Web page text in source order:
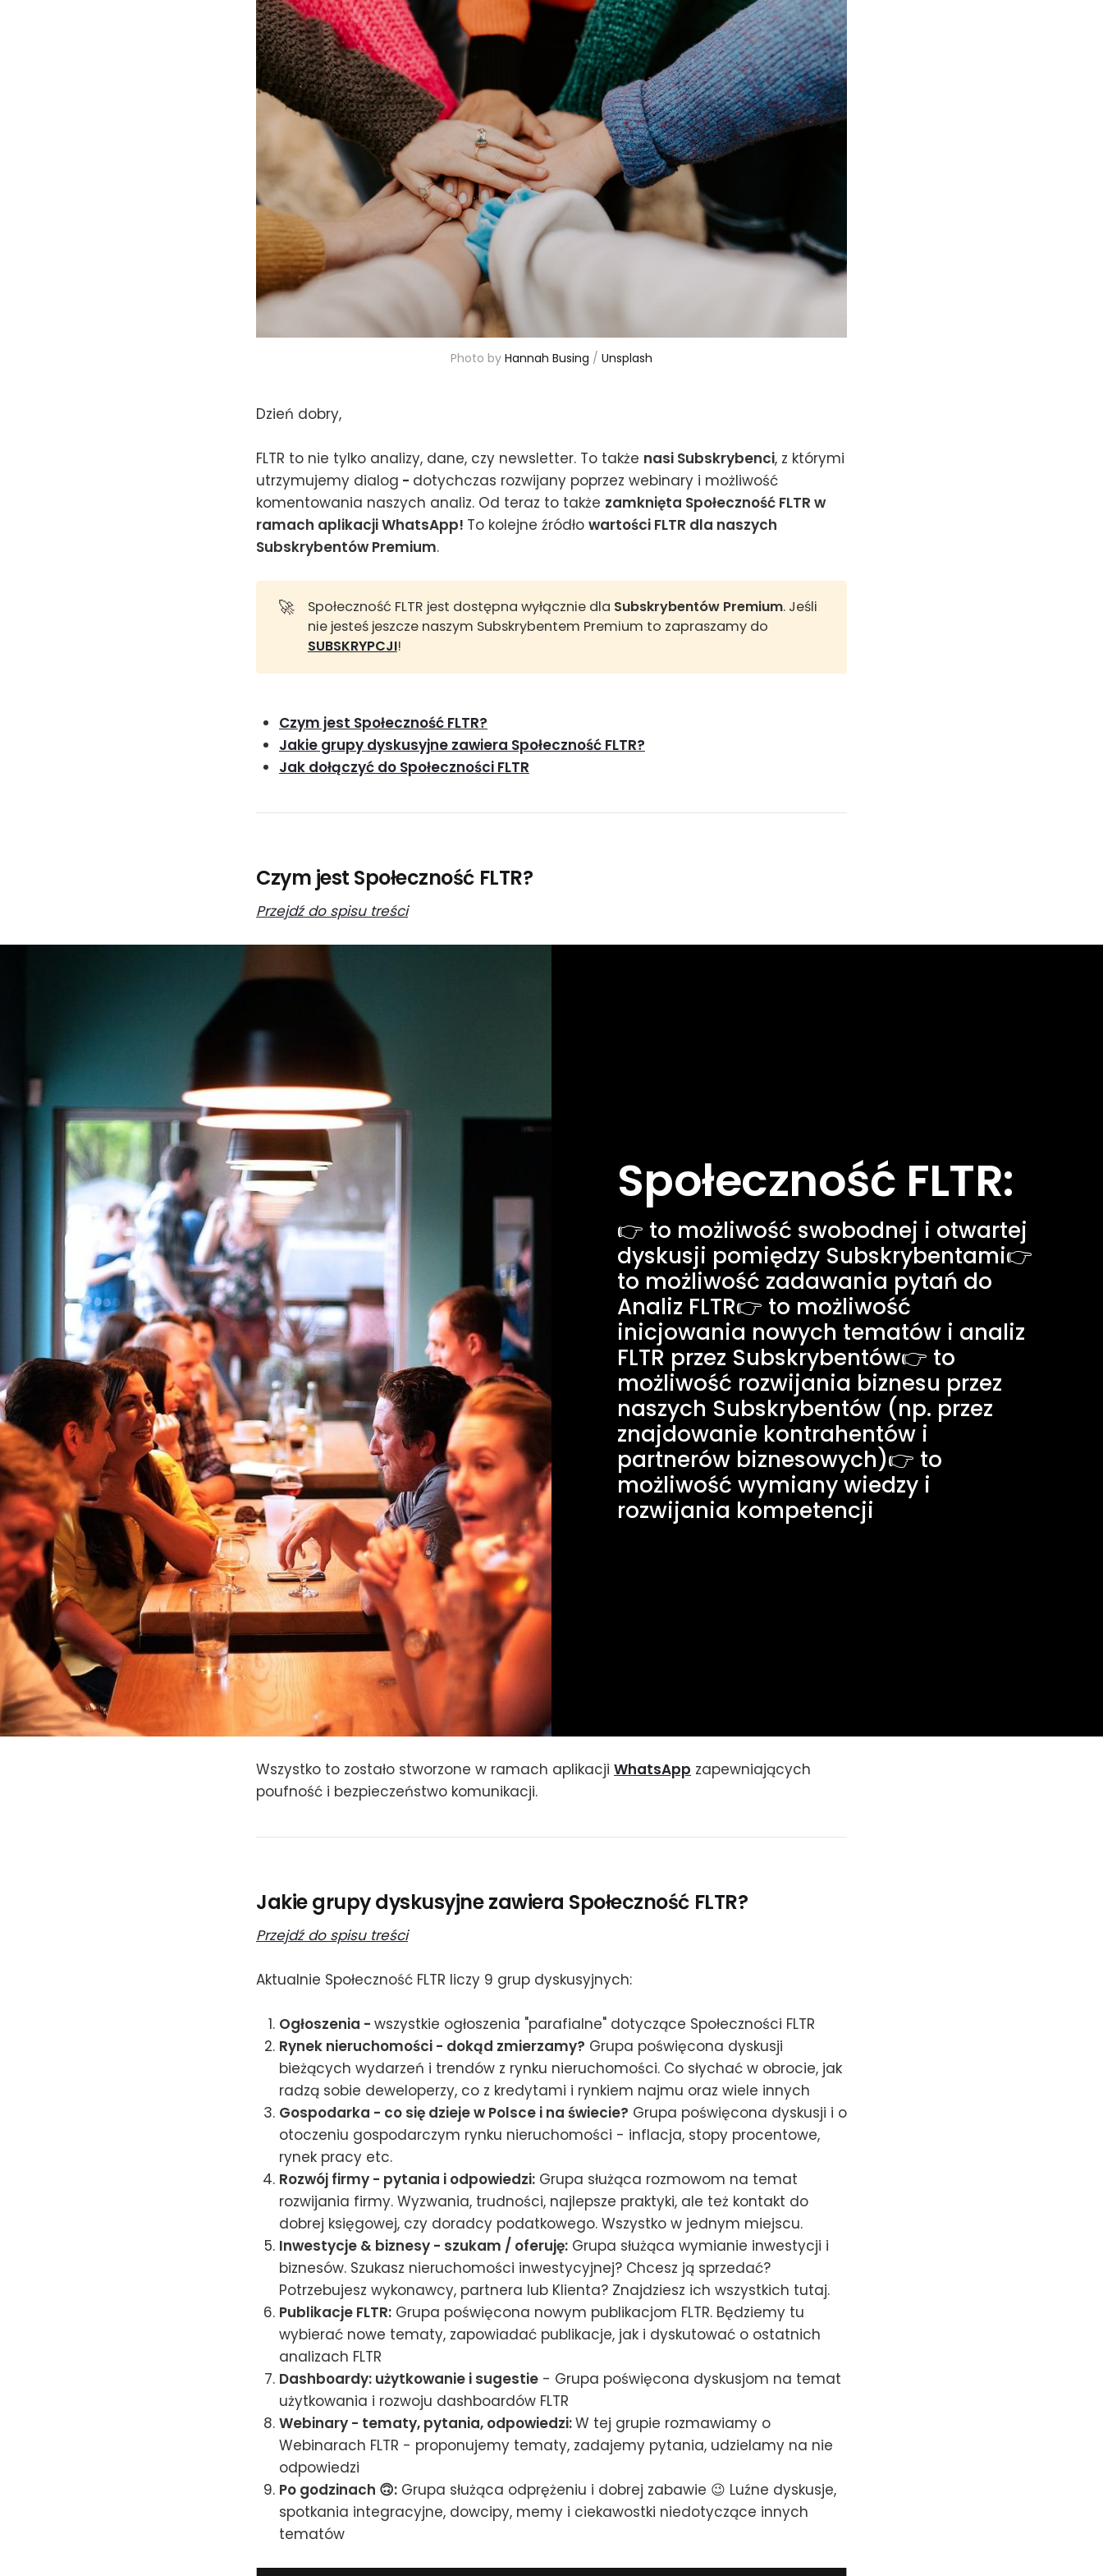
Photo by Hannah Busing / Unsplash
Dzień dobry,
FLTR to nie tylko analizy, dane, czy newsletter. To także nasi Subskrybenci, z którymi
utrzymujemy dialog - dotychczas rozwijany poprzez webinary i możliwość
komentowania naszych analiz. Od teraz to także zamknięta Społeczność FLTR w
ramach aplikacji WhatsApp! To kolejne źródło wartości FLTR dla naszych
Subskrybentów Premium.
🚀 Społeczność FLTR jest dostępna wyłącznie dla Subskrybentów Premium. Jeśli
nie jesteś jeszcze naszym Subskrybentem Premium to zapraszamy do
SUBSKRYPCJI!
Czym jest Społeczność FLTR?
Jakie grupy dyskusyjne zawiera Społeczność FLTR?
Jak dołączyć do Społeczności FLTR
Czym jest Społeczność FLTR?
Przejdź do spisu treści
Społeczność FLTR:
👉 to możliwość swobodnej i otwartej
dyskusji pomiędzy Subskrybentami👉
to możliwość zadawania pytań do
Analiz FLTR👉 to możliwość
inicjowania nowych tematów i analiz
FLTR przez Subskrybentów👉 to
możliwość rozwijania biznesu przez
naszych Subskrybentów (np. przez
znajdowanie kontrahentów i
partnerów biznesowych)👉 to
możliwość wymiany wiedzy i
rozwijania kompetencji
Wszystko to zostało stworzone w ramach aplikacji WhatsApp zapewniających
poufność i bezpieczeństwo komunikacji.
Jakie grupy dyskusyjne zawiera Społeczność FLTR?
Przejdź do spisu treści
Aktualnie Społeczność FLTR liczy 9 grup dyskusyjnych:
Ogłoszenia - wszystkie ogłoszenia "parafialne" dotyczące Społeczności FLTR
Rynek nieruchomości - dokąd zmierzamy? Grupa poświęcona dyskusji
bieżących wydarzeń i trendów z rynku nieruchomości. Co słychać w obrocie, jak
radzą sobie deweloperzy, co z kredytami i rynkiem najmu oraz wiele innych
Gospodarka - co się dzieje w Polsce i na świecie? Grupa poświęcona dyskusji i o
otoczeniu gospodarczym rynku nieruchomości - inflacja, stopy procentowe,
rynek pracy etc.
Rozwój firmy - pytania i odpowiedzi: Grupa służąca rozmowom na temat
rozwijania firmy. Wyzwania, trudności, najlepsze praktyki, ale też kontakt do
dobrej księgowej, czy doradcy podatkowego. Wszystko w jednym miejscu.
Inwestycje & biznesy - szukam / oferuję: Grupa służąca wymianie inwestycji i
biznesów. Szukasz nieruchomości inwestycyjnej? Chcesz ją sprzedać?
Potrzebujesz wykonawcy, partnera lub Klienta? Znajdziesz ich wszystkich tutaj.
Publikacje FLTR: Grupa poświęcona nowym publikacjom FLTR. Będziemy tu
wybierać nowe tematy, zapowiadać publikacje, jak i dyskutować o ostatnich
analizach FLTR
Dashboardy: użytkowanie i sugestie - Grupa poświęcona dyskusjom na temat
użytkowania i rozwoju dashboardów FLTR
Webinary - tematy, pytania, odpowiedzi:W tej grupie rozmawiamy o
Webinarach FLTR - proponujemy tematy, zadajemy pytania, udzielamy na nie
odpowiedzi
Po godzinach 🙃: Grupa służąca odprężeniu i dobrej zabawie 😉 Luźne dyskusje,
spotkania integracyjne, dowcipy, memy i ciekawostki niedotyczące innych
tematów